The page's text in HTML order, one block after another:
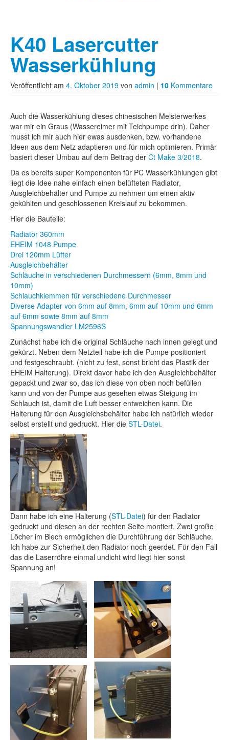
K40 Lasercutter
Wasserkühlung
Veröffentlicht am 4. Oktober 2019 von admin | 10 Kommentare
Auch die Wasserkühlung dieses chinesischen Meisterwerkes
war mir ein Graus (Wassereimer mit Teichpumpe drin). Daher
musst ich mir auch hier ewas ausdenken, bzw. vorhandene
Ideen aus dem Netz adaptieren und für mich optimieren. Primär
basiert dieser Umbau auf dem Beitrag der Ct Make 3/2018.
Da es bereits super Komponenten für PC Wasserkühlungen gibt
liegt die Idee nahe einfach einen belüfteten Radiator,
Ausgleichbehälter und Pumpe zu nehmen um einen aktiv
gekühlten und geschlossenen Kreislauf zu bekommen.
Hier die Bauteile:
Radiator 360mm
EHEIM 1048 Pumpe
Drei 120mm Lüfter
Ausgleichbehälter
Schläuche in verschiedenen Durchmessern (6mm, 8mm und
10mm)
Schlauchklemmen für verschiedene Durchmesser
Diverse Adapter von 6mm auf 8mm, 6mm auf 10mm und 6mm
auf 6mm sowie 8mm auf 8mm
Spannungswandler LM2596S
Zunächst habe ich die original Schläuche nach innen gelegt und
gekürzt. Neben dem Netzteil habe ich die Pumpe positioniert
und festgeschraubt. (nicht zu fest, sonst bricht das Plastik der
EHEIM Halterung). Direkt davor habe ich den Ausgleichbehälter
gepackt und zwar so, das ich diese von oben noch befüllen
kann und von der Pumpe aus gesehen etwas Steigung im
Schlauch ist, damit die Luft besser entweichen kann. Die
Halterung für den Ausgleichsbehälter habe ich natürlich wieder
selbst erstellt und gedruckt. Hier die STL-Datei.
Dann habe ich eine Halterung (STL-Datei) für den Radiator
gedruckt und diesen an der rechten Seite montiert. Zwei große
Löcher im Blech ermöglichen die Durchführung der Schläuche.
Ich habe zur Sicherheit den Radiator noch geerdet. Für den Fall
das die Laserröhre einmal undicht wird liegt hier sonst
Spannung an!